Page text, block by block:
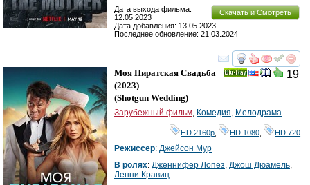
Скачать и Смотреть
Дата выхода фильма:
12.05.2023
Дата добавления: 13.05.2023
Последнее обновление: 21.03.2024
смотреть
19
Моя Пиратская Свадьба
(2023)
(Shotgun Wedding)
Зарубежный фильм Комедия Мелодрама
HD 2160р HD 1080 HD 720
Режиссер: Джейсон Мур
В ролях: Дженнифер Лопез Джош Дюамель
Ленни Кравиц